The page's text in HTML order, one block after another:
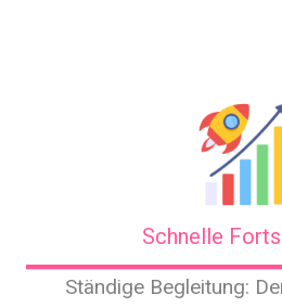
Schnelle
Ständige Begleitung: